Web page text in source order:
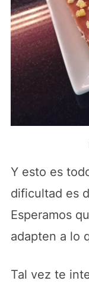
Y esto es
dificultad es
Esperamos
adapten a lo
Tal vez te